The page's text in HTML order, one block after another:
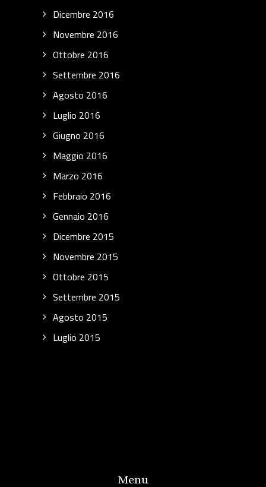
Dicembre 2016
Novembre 2016
Ottobre 2016
Settembre 2016
Agosto 2016
Luglio 2016
Giugno 2016
Maggio 2016
Marzo 2016
Febbraio 2016
Gennaio 2016
Dicembre 2015
Novembre 2015
Ottobre 2015
Settembre 2015
Agosto 2015
Luglio 2015
Menu